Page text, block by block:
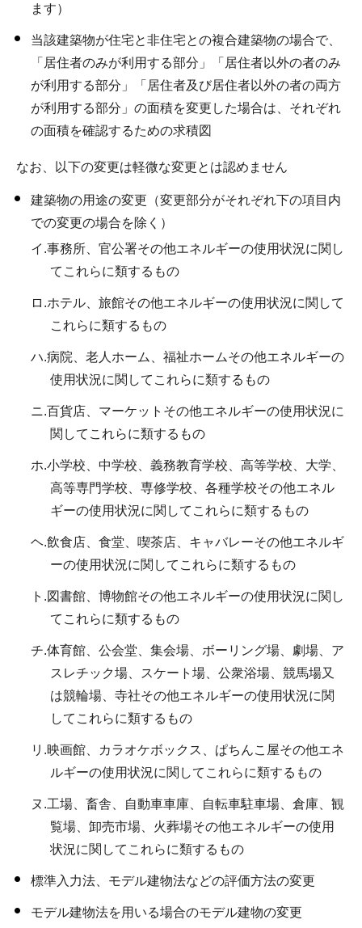
ます）
当該建築物が住宅と非住宅との複合建築物の場合で、
「居住者のみが利用する部分」「居住者以外の者のみ
が利用する部分」「居住者及び居住者以外の者の両方
が利用する部分」の面積を変更した場合は、それぞれ
の面積を確認するための求積図
なお、以下の変更は軽微な変更とは認めません
建築物の用途の変更（変更部分がそれぞれ下の項目内
での変更の場合を除く）
イ.事務所、官公署その他エネルギーの使用状況に関し
てこれらに類するもの
ロ.ホテル、旅館その他エネルギーの使用状況に関して
これらに類するもの
ハ.病院、老人ホーム、福祉ホームその他エネルギーの
使用状況に関してこれらに類するもの
ニ.百貨店、マーケットその他エネルギーの使用状況に
関してこれらに類するもの
ホ.小学校、中学校、義務教育学校、高等学校、大学、
高等専門学校、専修学校、各種学校その他エネル
ギーの使用状況に関してこれらに類するもの
ヘ.飲食店、食堂、喫茶店、キャバレーその他エネルギ
ーの使用状況に関してこれらに類するもの
ト.図書館、博物館その他エネルギーの使用状況に関し
てこれらに類するもの
チ.体育館、公会堂、集会場、ボーリング場、劇場、ア
スレチック場、スケート場、公衆浴場、競馬場又
は競輪場、寺社その他エネルギーの使用状況に関
してこれらに類するもの
リ.映画館、カラオケボックス、ぱちんこ屋その他エネ
ルギーの使用状況に関してこれらに類するもの
ヌ.工場、畜舎、自動車車庫、自転車駐車場、倉庫、観
覧場、卸売市場、火葬場その他エネルギーの使用
状況に関してこれらに類するもの
標準入力法、モデル建物法などの評価方法の変更
モデル建物法を用いる場合のモデル建物の変更